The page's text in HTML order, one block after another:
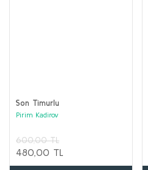
Son Timurlu
Pirim Kadirov
600,00 TL
480,00 TL